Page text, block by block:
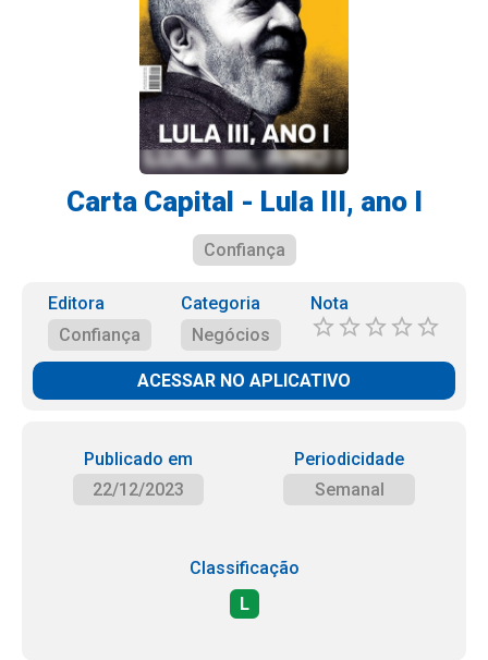
Carta Capital - Lula III, ano I
Confiança
Editora
Confiança
Categoria
Negócios
Nota
ACESSAR NO APLICATIVO
Publicado em
22/12/2023
Periodicidade
Semanal
Classificação
L